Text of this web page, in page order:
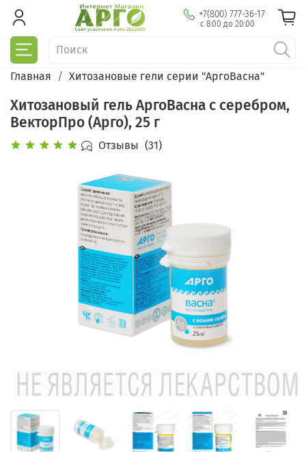
+7(800) 777-36-17
с 8:00 до 20:00
Главная Хитозановые гели серии "АргоВасна"
Хитозановый гель АргоВасна с серебром,
ВекторПро (Арго), 25 г
Отзывы (31)